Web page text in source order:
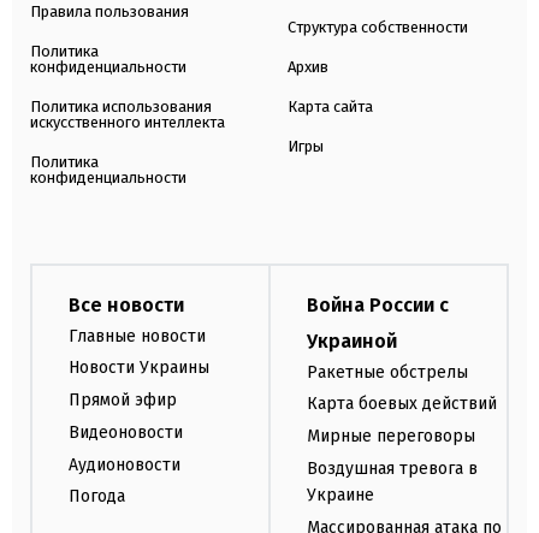
Правила пользования
Политика
конфиденциальности
Политика использования
искусственного интеллекта
Политика
конфиденциальности
Структура собственности
Архив
Карта сайта
Игры
Все новости
Главные новости
Новости Украины
Прямой эфир
Видеоновости
Аудионовости
Погода
Война России с
Украиной
Ракетные обстрелы
Карта боевых действий
Мирные переговоры
Воздушная тревога в
Украине
Массированная атака по